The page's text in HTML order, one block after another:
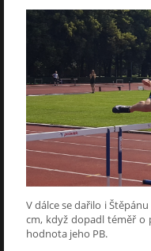
V dálce se dařilo i
cm, když dopadl téměř o
hodnota jeho PB.